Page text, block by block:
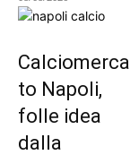
Calciomerca
to Napoli,
folle idea
dalla